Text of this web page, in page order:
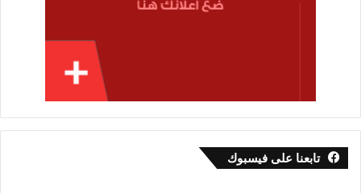
تابعنا على فيسبوك